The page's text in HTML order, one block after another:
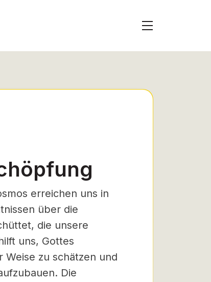
erreichen uns in
über die
die unsere
uns, Gottes
zu schätzen und
Die